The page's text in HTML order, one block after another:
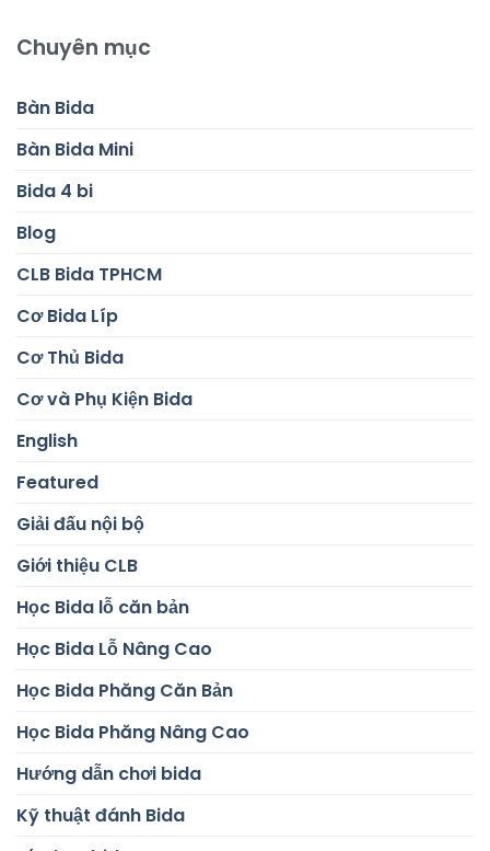
Chuyên mục
Bàn Bida
Bàn Bida Mini
Bida 4 bi
Blog
CLB Bida TPHCM
Cơ Bida Líp
Cơ Thủ Bida
Cơ và Phụ Kiện Bida
English
Featured
Giải đấu nội bộ
Giới thiệu CLB
Học Bida lỗ căn bản
Học Bida Lỗ Nâng Cao
Học Bida Phăng Căn Bản
Học Bida Phăng Nâng Cao
Hướng dẫn chơi bida
Kỹ thuật đánh Bida